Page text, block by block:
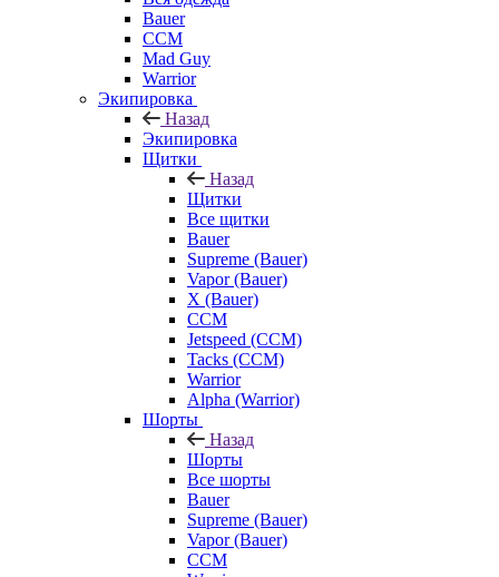
Bauer
CCM
Mad Guy
Warrior
Экипировка
Назад
Экипировка
Щитки
Назад
Щитки
Все щитки
Bauer
Supreme (Bauer)
Vapor (Bauer)
X (Bauer)
CCM
Jetspeed (CCM)
Tacks (CCM)
Warrior
Alpha (Warrior)
Шорты
Назад
Шорты
Все шорты
Bauer
Supreme (Bauer)
Vapor (Bauer)
CCM